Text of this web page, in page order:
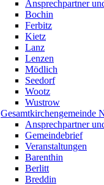
Ansprechpartner
Bochin
Ferbitz
Kietz
Lanz
Lenzen
Mödlich
Seedorf
Wootz
Wustrow
Gesamtkirchengemeinde
Ansprechpartner
Gemeindebrief
Veranstaltungen
Barenthin
Berlitt
Breddin